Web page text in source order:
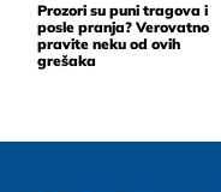
Prozori su puni tragova i
posle pranja? Verovatno
pravite neku od ovih
grešaka